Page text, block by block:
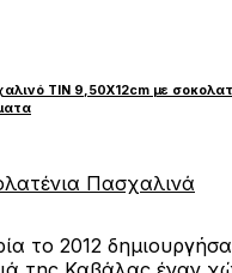
TIN 9,50Χ12cm με
Πασχαλινά
το 2012